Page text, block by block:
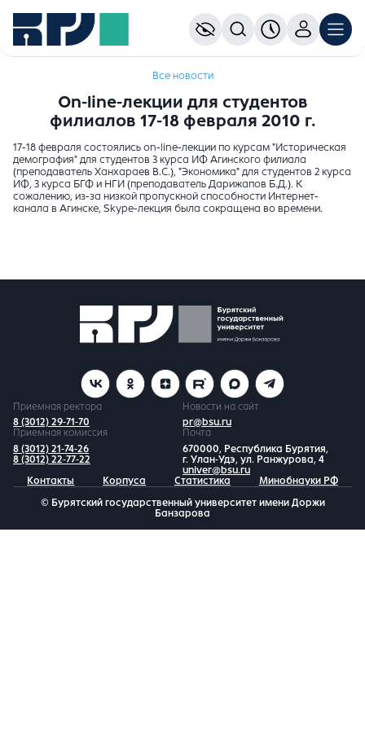
Все новости
On-line-лекции для студентов
филиалов 17-18 февраля 2010 г.
17-18 февраля состоялись on-line-лекции по курсам "Историческая
демография" для студентов 3 курса ИФ Агинского филиала
(преподаватель Ханхараев В.С.), "Экономика" для студентов 2 курса
ИФ, 3 курса БГФ и НГИ (преподаватель Дарижапов Б.Д.). К
сожалению, из-за низкой пропускной способности Интернет-
канала в Агинске, Skype-лекция была сокращена во времени.
Приемная ректора
8 (3012) 29-71-70
Новости на сайт
pr@bsu.ru
Приемная комиссия
8 (3012) 21-74-26
8 (3012) 22-77-22
Почта
670000, Республика Бурятия,
г. Улан-Удэ, ул. Ранжурова, 4
univer@bsu.ru
Контакты
Корпуса Статистика Минобнауки РФ
© Бурятский государственный университет имени Доржи
Банзарова